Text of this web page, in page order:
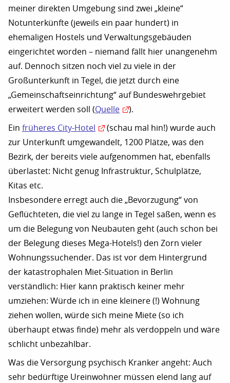
meiner direkten Umgebung sind zwei „kleine“
Notunterkünfte (jeweils ein paar hundert) in
ehemaligen Hostels und Verwaltungsgebäuden
eingerichtet worden – niemand fällt hier unangenehm
auf. Dennoch sitzen noch viel zu viele in der
Großunterkunft in Tegel, die jetzt durch eine
„Gemeinschaftseinrichtung“ auf Bundeswehrgebiet
erweitert werden soll (Quelle
).
Ein früheres City-Hotel
(schau mal hin!) wurde auch
zur Unterkunft umgewandelt, 1200 Plätze, was den
Bezirk, der bereits viele aufgenommen hat, ebenfalls
überlastet: Nicht genug Infrastruktur, Schulplätze,
Kitas etc.
Insbesondere erregt auch die „Bevorzugung“ von
Geflüchteten, die viel zu lange in Tegel saßen, wenn es
um die Belegung von Neubauten geht (auch schon bei
der Belegung dieses Mega-Hotels!) den Zorn vieler
Wohnungssuchender. Das ist vor dem Hintergrund
der katastrophalen Miet-Situation in Berlin
verständlich: Hier kann praktisch keiner mehr
umziehen: Würde ich in eine kleinere (!) Wohnung
ziehen wollen, würde sich meine Miete (so ich
überhaupt etwas finde) mehr als verdoppeln und wäre
schlicht unbezahlbar.
Was die Versorgung psychisch Kranker angeht: Auch
sehr bedürftige Ureinwohner müssen elend lang auf